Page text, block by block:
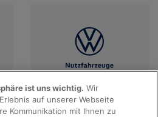
Angebote anzeigen
Probefahrt
ist uns wichtig. Wir
auf unserer Webseite
Kommunikation mit Ihnen zu